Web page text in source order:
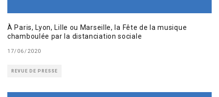
À Paris, Lyon, Lille ou Marseille, la Fête de la musique
chamboulée par la distanciation sociale
17/06/2020
REVUE DE PRESSE